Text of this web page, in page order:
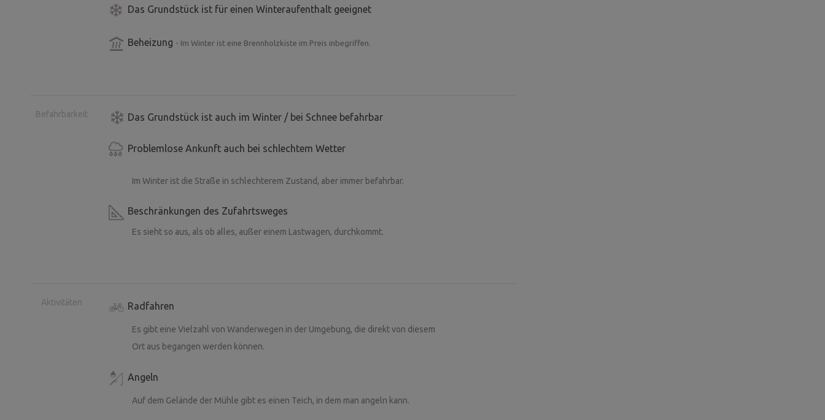
Das Grundstück ist für einen Winteraufenthalt geeignet
Beheizung - Im Winter ist eine Brennholzkiste im Preis inbegriffen.
Befahrbarkeit Das Grundstück ist auch im Winter / bei Schnee befahrbar
Problemlose Ankunft auch bei schlechtem Wetter
Im Winter ist die Straße in schlechterem Zustand, aber immer befahrbar.
Beschränkungen des Zufahrtsweges
Es sieht so aus, als ob alles, außer einem Lastwagen, durchkommt.
Aktivitäten Radfahren
Es gibt eine Vielzahl von Wanderwegen in der Umgebung, die direkt von diesem
Ort aus begangen werden können.
Angeln
Auf dem Gelände der Mühle gibt es einen Teich, in dem man angeln kann.